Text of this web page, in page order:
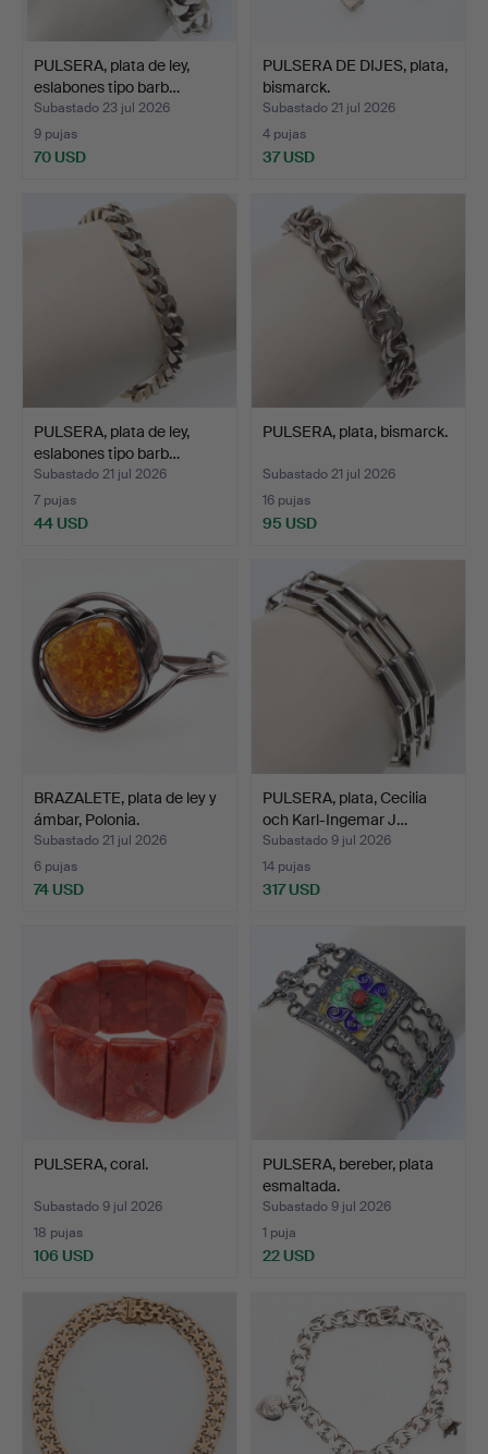
PULSERA, plata de ley,
eslabones tipo barb…
Subastado 23 jul 2026
9 pujas
70 USD
PULSERA DE DIJES, plata,
bismarck.
Subastado 21 jul 2026
4 pujas
37 USD
PULSERA, plata de ley,
eslabones tipo barb…
Subastado 21 jul 2026
7 pujas
44 USD
PULSERA, plata, bismarck.
Subastado 21 jul 2026
16 pujas
95 USD
BRAZALETE, plata de ley y
ámbar, Polonia.
Subastado 21 jul 2026
6 pujas
74 USD
PULSERA, plata, Cecilia
och Karl-Ingemar J…
Subastado 9 jul 2026
14 pujas
317 USD
PULSERA, coral.
Subastado 9 jul 2026
18 pujas
106 USD
PULSERA, bereber, plata
esmaltada.
Subastado 9 jul 2026
1 puja
22 USD